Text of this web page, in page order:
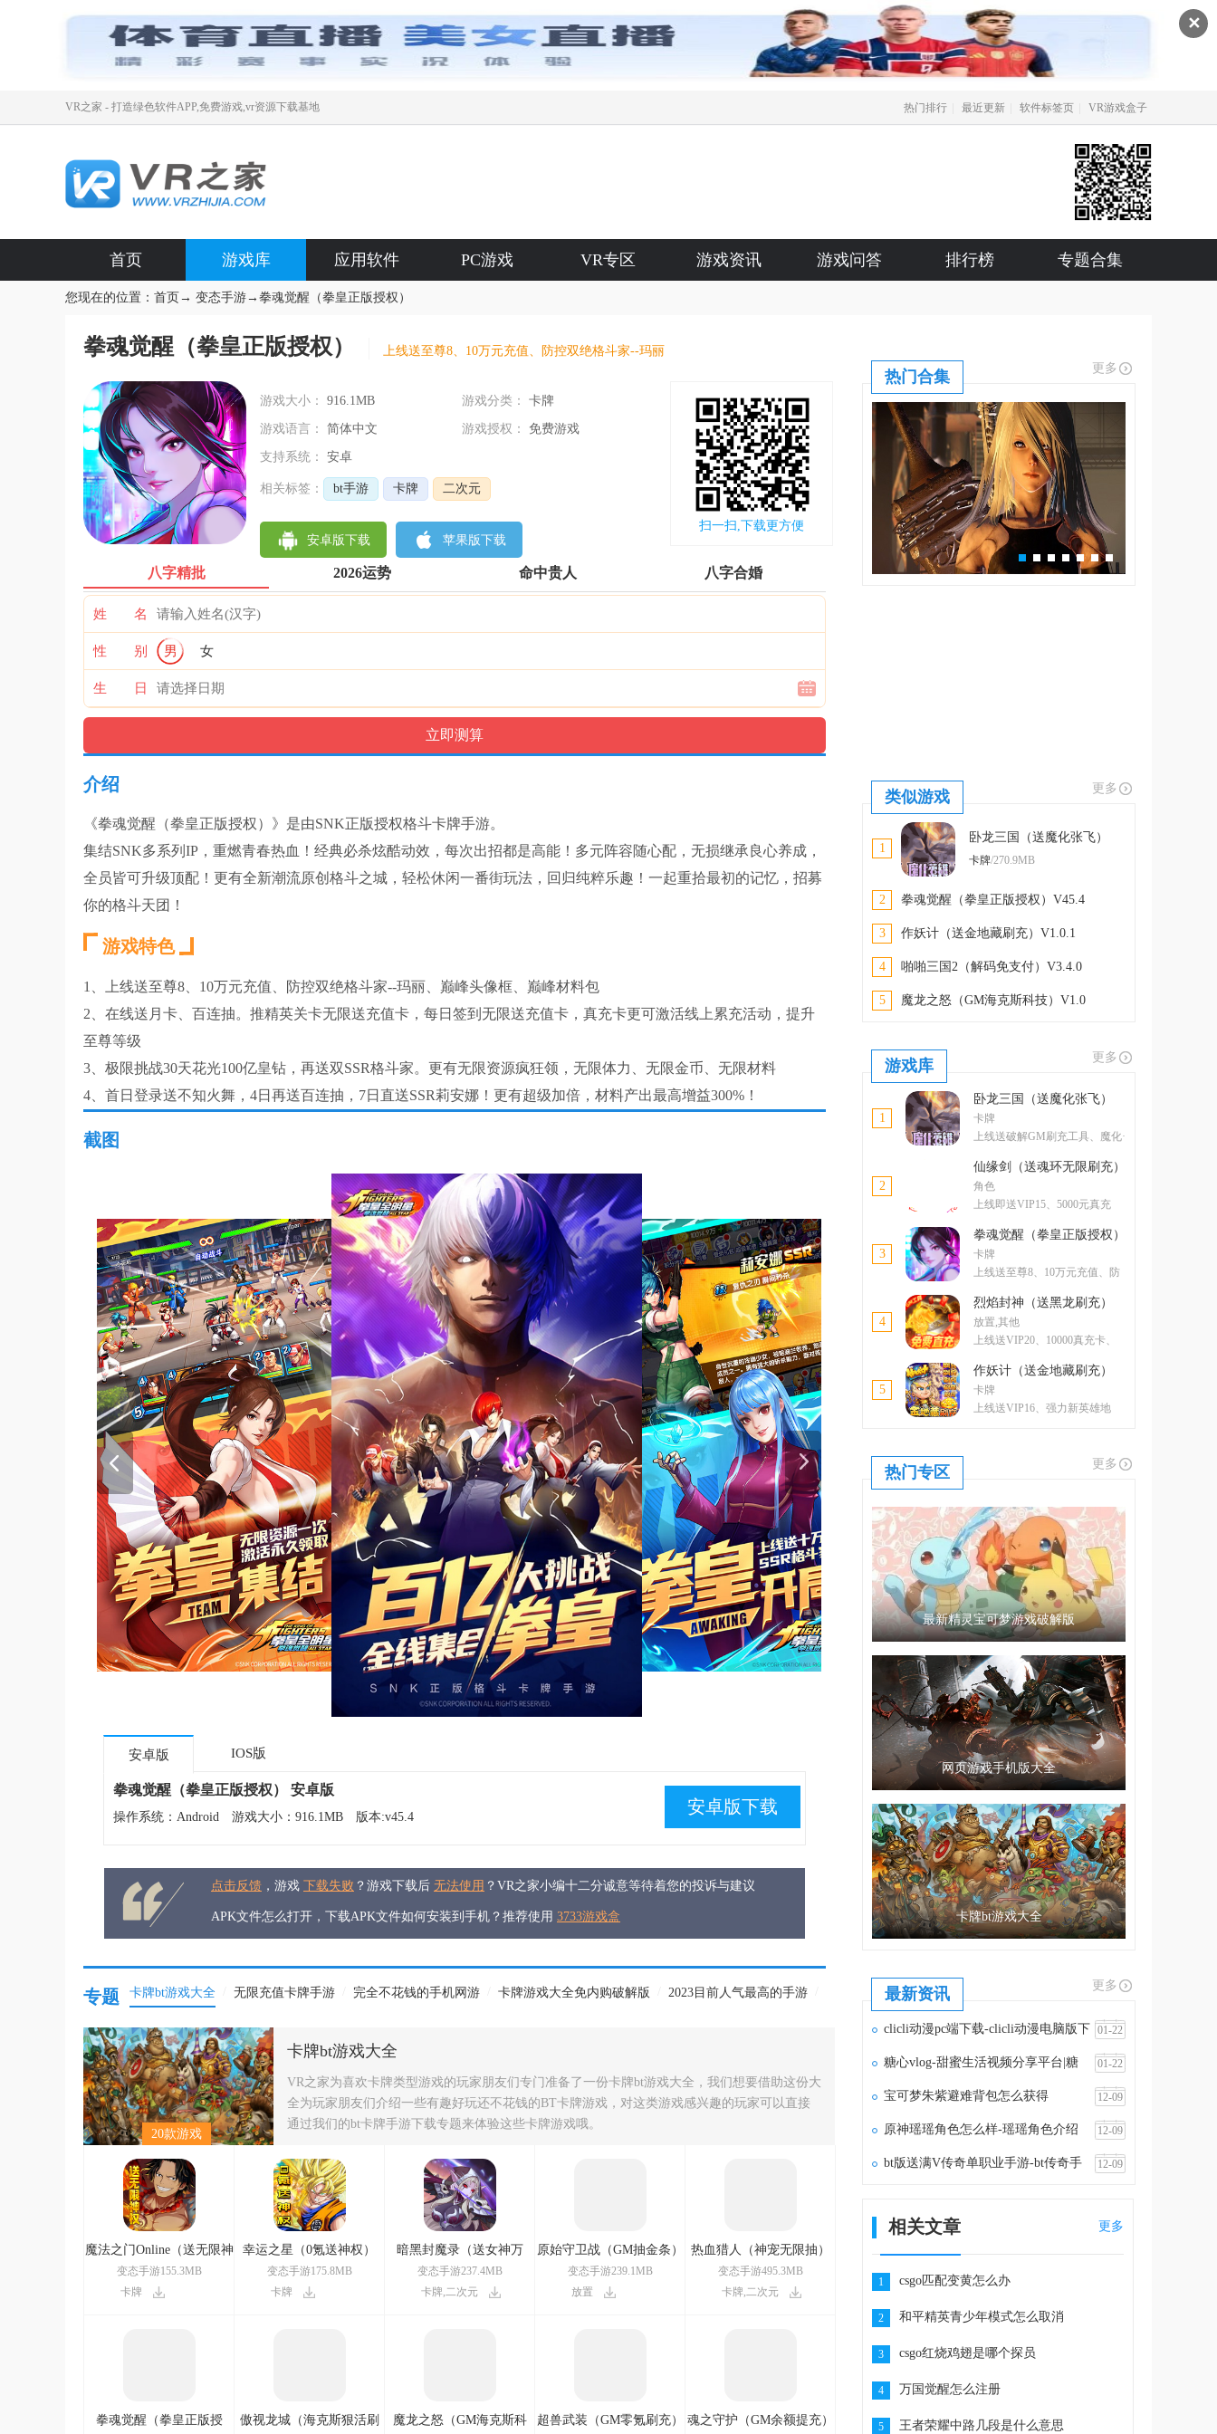
✕
VR之家 - 打造绿色软件APP,免费游戏,vr资源下载基地 热门排行 最近更新 软件标签页 VR游戏盒子
首页 游戏库 应用软件 PC游戏 VR专区 游戏资讯 游戏问答 排行榜 专题合集
您现在的位置： 首页 → 变态手游→ 拳魂觉醒（拳皇正版授权）
拳魂觉醒（拳皇正版授权） 上线送至尊8、10万元充值、防控双绝格斗家--玛丽
游戏大小： 916.1MB 游戏分类： 卡牌
游戏语言： 简体中文 游戏授权： 免费游戏
支持系统： 安卓
相关标签： bt手游 卡牌 二次元
安卓版下载 苹果版下载
扫一扫,下载更方便
八字精批 2026运势 命中贵人 八字合婚
姓 名
性 别 男 女
生 日
热门合集 更多
介绍
《拳魂觉醒（拳皇正版授权）》是由SNK正版授权格斗卡牌手游。
集结SNK多系列IP，重燃青春热血！经典必杀炫酷动效，每次出招都是高能！多元阵容随心配，无损继承良心养成，
全员皆可升级顶配！更有全新潮流原创格斗之城，轻松休闲一番街玩法，回归纯粹乐趣！一起重拾最初的记忆，招募
你的格斗天团！
游戏特色
1、上线送至尊8、10万元充值、防控双绝格斗家--玛丽、巅峰头像框、巅峰材料包
2、在线送月卡、百连抽。推精英关卡无限送充值卡，每日签到无限送充值卡，真充卡更可激活线上累充活动，提升
至尊等级
3、极限挑战30天花光100亿皇钻，再送双SSR格斗家。更有无限资源疯狂领，无限体力、无限金币、无限材料
4、首日登录送不知火舞，4日再送百连抽，7日直送SSR莉安娜！更有超级加倍，材料产出最高增益300%！
截图
安卓版 IOS版
拳魂觉醒（拳皇正版授权） 安卓版
操作系统：Android 游戏大小：916.1MB 版本:v45.4
安卓版下载
点击反馈 ，游戏 下载失败 ？游戏下载后 无法使用 ？VR之家小编十二分诚意等待着您的投诉与建议
APK文件怎么打开，下载APK文件如何安装到手机？推荐使用 3733游戏盒
专题 卡牌bt游戏大全 无限充值卡牌手游 完全不花钱的手机网游 卡牌游戏大全免内购破解版 2023目前人气最高的手游
20款游戏
卡牌bt游戏大全
VR之家为喜欢卡牌类型游戏的玩家朋友们专门准备了一份卡牌bt游戏大全，我们想要借助这份大
全为玩家朋友们介绍一些有趣好玩还不花钱的BT卡牌游戏，对这类游戏感兴趣的玩家可以直接
通过我们的bt卡牌手游下载专题来体验这些卡牌游戏哦。
魔法之门Online（送无限神
权）
变态手游155.3MB
卡牌
幸运之星（0氪送神权）
变态手游175.8MB
卡牌
暗黑封魔录（送女神万
充）
变态手游237.4MB
卡牌,二次元
原始守卫战（GM抽金条）
变态手游239.1MB
放置
热血猎人（神宠无限抽）
变态手游495.3MB
卡牌,二次元
拳魂觉醒（拳皇正版授
傲视龙城（海克斯狠活刷
魔龙之怒（GM海克斯科
超兽武装（GM零氪刷充） 魂之守护（GM余额提充）
类似游戏 更多
1
卧龙三国（送魔化张飞）
V1.00
卡牌/270.9MB
2 拳魂觉醒（拳皇正版授权）V45.4
3 作妖计（送金地藏刷充）V1.0.1
4 啪啪三国2（解码免支付）V3.4.0
5 魔龙之怒（GM海克斯科技）V1.0
游戏库 更多
1
卧龙三国（送魔化张飞）
卡牌
上线送破解GM刷充工具、魔化·
2
仙缘剑（送魂环无限刷充）
角色
上线即送VIP15、5000元真充
3
拳魂觉醒（拳皇正版授权）
卡牌
上线送至尊8、10万元充值、防
4
烈焰封神（送黑龙刷充）
放置,其他
上线送VIP20、10000真充卡、
5
作妖计（送金地藏刷充）
卡牌
上线送VIP16、强力新英雄地
热门专区 更多
最新精灵宝可梦游戏破解版
网页游戏手机版大全
卡牌bt游戏大全
最新资讯 更多
01-22
clicli动漫pc端下载-clicli动漫电脑版下
01-22
糖心vlog-甜蜜生活视频分享平台|糖
12-09
宝可梦朱紫避难背包怎么获得
12-09
原神瑶瑶角色怎么样-瑶瑶角色介绍
12-09
bt版送满V传奇单职业手游-bt传奇手
相关文章 更多
1 csgo匹配变黄怎么办
2 和平精英青少年模式怎么取消
3 csgo红烧鸡翅是哪个探员
4 万国觉醒怎么注册
5 王者荣耀中路几段是什么意思